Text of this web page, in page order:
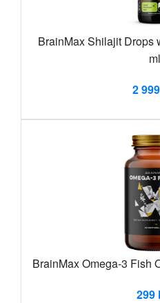
BrainMax Shilajit Drops
ml
2
BrainMax Omega-3 Fish
299